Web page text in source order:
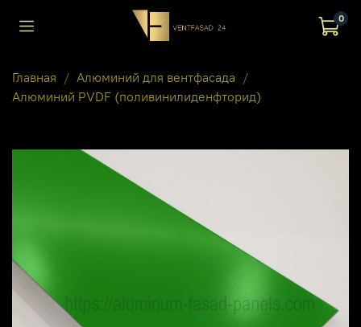
0
Главная
Алюминий для вентфасада
Алюминий PVDF (поливинилиденфторид)